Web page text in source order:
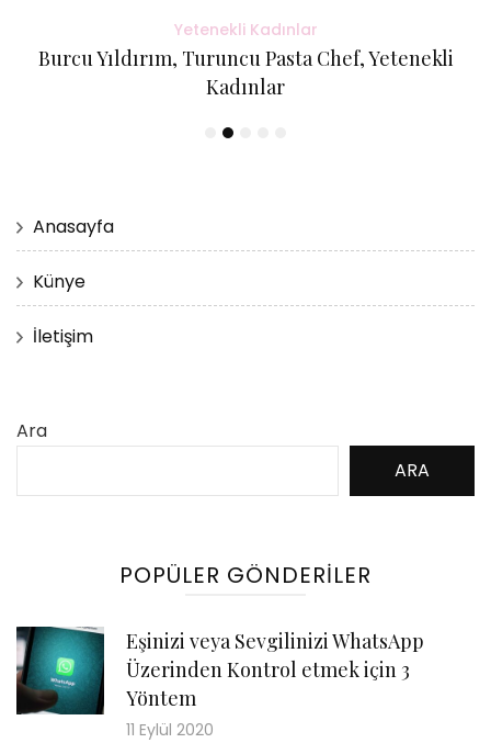
Yetenekli Kadınlar
Burcu Yıldırım, Turuncu Pasta Chef, Yetenekli
Kadınlar
Anasayfa
Künye
İletişim
Ara
ARA
POPÜLER GÖNDERILER
Eşinizi veya Sevgilinizi WhatsApp
Üzerinden Kontrol etmek için 3
Yöntem
11 Eylül 2020